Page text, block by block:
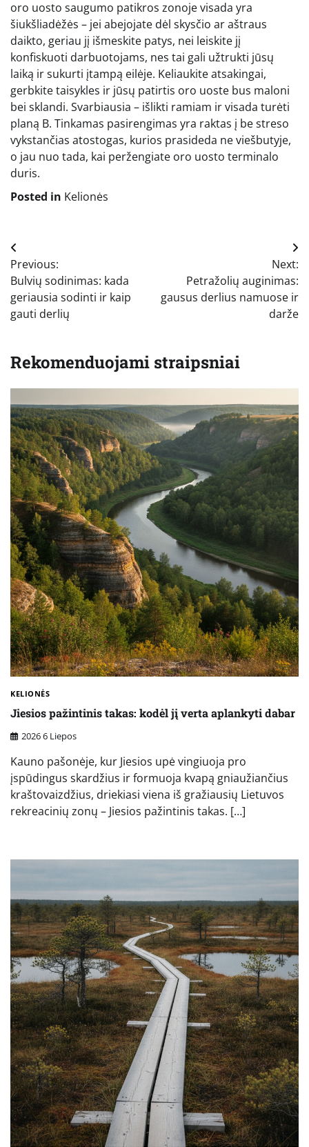
oro uosto saugumo patikros zonoje visada yra
šiukšliadėžės – jei abejojate dėl skysčio ar aštraus
daikto, geriau jį išmeskite patys, nei leiskite jį
konfiskuoti darbuotojams, nes tai gali užtrukti jūsų
laiką ir sukurti įtampą eilėje. Keliaukite atsakingai,
gerbkite taisykles ir jūsų patirtis oro uoste bus maloni
bei sklandi. Svarbiausia – išlikti ramiam ir visada turėti
planą B. Tinkamas pasirengimas yra raktas į be streso
vykstančias atostogas, kurios prasideda ne viešbutyje,
o jau nuo tada, kai peržengiate oro uosto terminalo
duris.
Posted in Kelionės
Navigacija
tarp
įrašų
Previous:
Bulvių sodinimas: kada
geriausia sodinti ir kaip
gauti derlių
Next:
Petražolių auginimas:
gausus derlius namuose ir
darže
Rekomenduojami straipsniai
KELIONĖS
Jiesios pažintinis takas: kodėl jį verta aplankyti dabar
2026 6 Liepos
Kauno pašonėje, kur Jiesios upė vingiuoja pro
įspūdingus skardžius ir formuoja kvapą gniaužiančius
kraštovaizdžius, driekiasi viena iš gražiausių Lietuvos
rekreacinių zonų – Jiesios pažintinis takas. […]